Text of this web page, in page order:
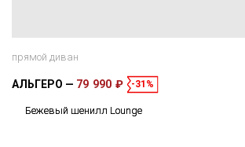
прямой диван
АЛЬГЕРО 79 990 ₽ -31%
Бежевый шенилл Lounge